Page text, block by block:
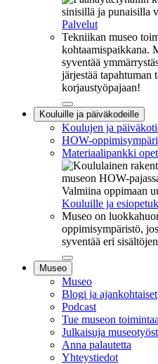
Palvelut
Tekniikan museo
kohtaamispaikkana.
syventää
järjestää tapahtuman
korjaustyöpajaan!
Sulje
alavalikko
Kouluille ja päiväkodeille
Koulujen ja
HOW-
Materiaalipankki
Valmiina oppimaan
Kouluille ja
Museo on
oppimisympäristö,
syventää eri
Sulje
alavalikko
Museo
Museo
Blogi ja ajankohtaiset
Podcast
Tue museon toimintaa
Julkaisuja
Anna palautetta
Yhteystiedot